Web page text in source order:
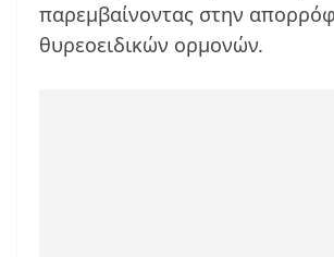
παρεμβαίνοντας στην
θυρεοειδικών ορμονών.